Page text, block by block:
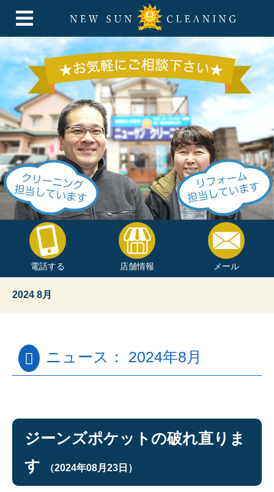
電話する 店舗情報 メール
2024 8月
ニュース： 2024年8月
ジーンズポケットの破れ直りま
す
（2024年08月23日）